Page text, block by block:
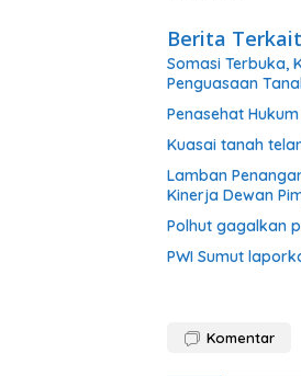
Berita Terkait
Somasi Terbuka,
Penguasaan
Penasehat
Kuasai tanah
Lamban
Kinerja Dewan
Polhut gagalkan
PWI Sumut
Komentar